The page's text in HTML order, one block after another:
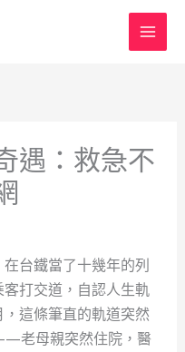
遇：救急不
台鐵當了十幾年的列
打交道，自認人生軌
這條筆直的軌道突然
老母親突然住院，醫